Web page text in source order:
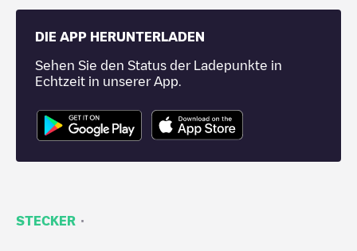
DIE APP HERUNTERLADEN
Sehen Sie den Status der Ladepunkte in
Echtzeit in unserer App.
STECKER ·